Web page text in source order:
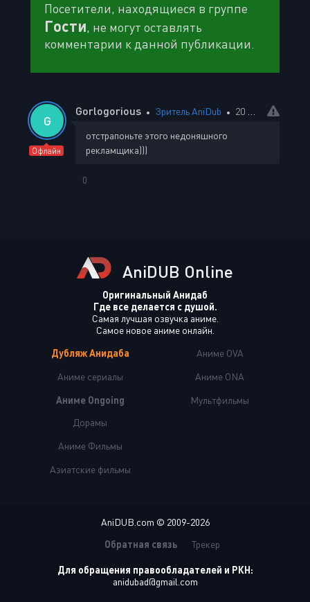
Посетители, находящиеся в группе
Гости, не могут оставлять
комментарии к данной публикации.
G
Офлайн
Gorlogorious Зритель AniDub 20 июня 2026 22:48
отстрапоньте этого недоняшного
рекламщика)))
0
AniDUB Online
Оригинальный Анидаб
Где все делается с душой.
Самая лучшая озвучка аниме.
Самое новое аниме онлайн.
Дубляж Анидаба
Аниме сериалы
Аниме Ongoing
Аниме OVA
Аниме ONA
Мультфильмы
Дорамы
Аниме Фильмы
Азиатские фильмы
AniDUB.com © 2009-2026
Обратная связь
Трекер
Для обращения правообладателей и РКН:
anidubad@gmail.com